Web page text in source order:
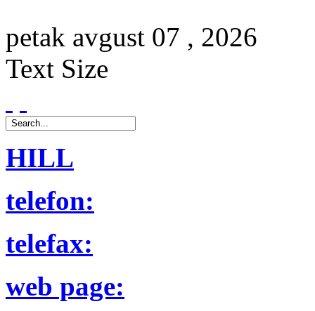
petak avgust 07 , 2026
Text Size
HILL
telefon:
telefax:
web page: